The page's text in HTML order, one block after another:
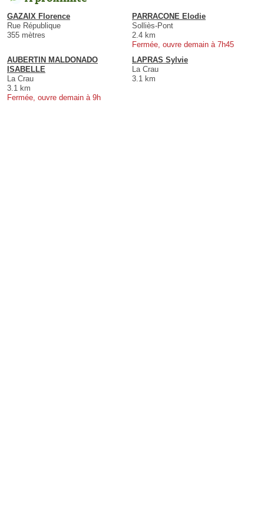
GAZAIX Florence
Rue République
355 mètres
PARRACONE Elodie
Solliès-Pont
2.4 km
Fermée, ouvre demain à 7h45
AUBERTIN MALDONADO
ISABELLE
La Crau
3.1 km
Fermée, ouvre demain à 9h
LAPRAS Sylvie
La Crau
3.1 km